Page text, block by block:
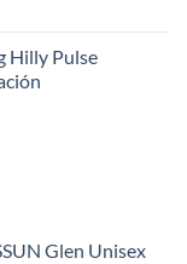
Hilly Pulse
Glen Unisex